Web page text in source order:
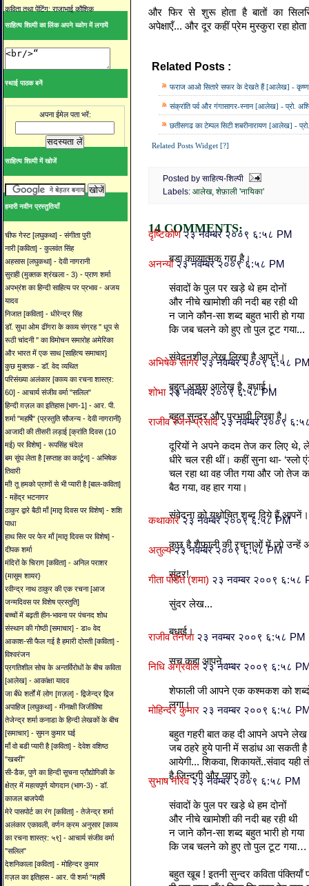
कविता तथा पेंटिंग: राजाभाई कौशिक
साहित्य शिल्पी का लिंक अपने ब्ळोग में लगायें
स्थाई पाठक बनें
अपना ईमेल पता भरें:
साहित्य शिल्पी में खोजें
हमारी नवीन प्रस्तुतियाँ
चीफ गेस्ट [लघुकथा] - संगीता पुरी
नारी [कविता] - कुलवंत सिंह
अहसास [लघुकथा] - देवी नागरानी
सुराही (मुक्तक श्रंखला - 3) - प्राण शर्मा
अपभ्रंश का हिन्दी साहित्य पर प्रभाव - अजय
यादव
निजात [कविता] - धीरेन्द्र सिंह
डॉ. सुधा ओम ढींगरा के काव्य संग्रह '' धूप से
रूठी चांदनी '' का विमोचन समारोह अमेरिका
और भारत में एक साथ [साहित्य समाचार]
कुछ मुक्तक - डॉ. वेद व्यथित
परिसंख्या अलंकार [काव्य का रचना शास्त्र:
60] - आचार्य संजीव वर्मा "सलिल"
हिन्दी ग़ज़ल का इतिहास [भाग-1] - आर. पी.
शर्मा "महर्षि" {प्रस्तुति सौजन्य - देवी नागरानी}
आजादी की तीसरी लड़ाई [क्रांति दिवस (10
मई) पर विशेष] - रूपसिंह चंदेल
बम सूंघ लेता है [सप्ताह का कार्टून] - अभिषेक
तिवारी
माँ! तू हमको प्राणों से भी प्यारी है [बाल-कविता]
- महेंद्र भटनागर
ठाकुर द्वारे बैठी माँ [मातृ दिवस पर विशेष] - शशि
पाधा
हाथ सिर पर फेर माँ [मातृ दिवस पर विशेष] -
दीपक शर्मा
मंदिरों के चिराग [कविता] - अनिल पराशर
{मासूम शायर}
रवीन्द्र नाथ ठाकुर की एक रचना [आज
जन्मदिवस पर विशेष प्रस्तुति]
बच्चों में बढ़ती हीन-भावना पर पंचनद शोध
संस्थान की गोष्ठी [समाचार] - डा० वेद
आकाश-सी फैल गई है हमारी दोस्ती [कविता] -
विश्वरंजन
प्रगतिशील सोच के अन्तर्विरोधों के बीच कविता
[आलेख] - आकांक्षा यादव
जा बँधे शर्तों में लोग [ग़ज़ल] - द्विजेन्द्र द्विज
अपाहिज [लघुकथा] - मीनाक्षी जिजीविषा
तेजेन्द्र शर्मा कनाडा के हिन्दी लेखकों के बीच
[समाचार] - सुमन कुमार घई
माँ वो बडी प्यारी है [कविता] - देवेश वशिष्ठ
"खबरी"
सी-डैक, पुणे का हिन्दी सूचना प्रौद्योगिकी के
क्षेत्र में महत्वपूर्ण योगदान (भाग-3) - डॉ.
काजल बाजपेयी
मेरे पासपोर्ट का रंग [कविता] - तेजेन्द्र शर्मा
अलंकार एकावली, वर्णन क्रम अनुसार [काव्य
का रचना शास्त्र: ५९] - आचार्य संजीव वर्मा
"सलिल"
देशनिकाला [कविता] - मोहिन्दर कुमार
ग़ज़ल का इतिहास - आर. पी शर्मा “महर्षि
और फिर से शुरू होता है बातों का
अपेक्षाएँ... और दूर कहीं प्रेम मुस्कुरा रहा
Related Posts :
फराज आओ सितारे सफर के देखते हैं [आलेख] - कृष्ण
संक्रांति पर्व और गंगासागर-स्नान [आलेख] - प्रो.
छतीसगढ का टेम्पल सिटी शबरीनारायण [आलेख] - प्रो.
Related Posts Widget [?]
Posted by साहित्य-शिल्पी
Labels: आलेख, शेफ़ाली 'नायिका'
14 COMMENTS:
दृष्टिकोण २३ नवम्बर २००९ ६:५८ PM
बडा काव्यात्मक गद्य है।
अनन्या २३ नवम्बर २००९ ६:५८ PM
संवादों के पुल पर खड़े थे हम दोनों
और नीचे खामोशी की नदी बह रही थी
न जाने कौन-सा शब्द बहुत भारी हो गया
कि जब चलने को हुए तो पुल टूट गया...
संवेदनशील लेख लिखा है आपनें।
अभिषेक सागर २३ नवम्बर २००९ ६:५८
बहुत अच्छा आलेख है, बधाई।
शोभा २३ नवम्बर २००९ ६:५८ PM
बहुत सुन्दर और प्रभावी लिखा है।
राजीव रंजन प्रसाद २३ नवम्बर २००९
दूरियों ने अपने कदम तेज कर लिए थे,
धीरे चल रही थीं। कहीं सुना था- ‘स्लो
चल रहा था वह जीत गया और जो तेज
बैठ गया, वह हार गया।
संवेदना को यथोचित शब्द दिये हैं आपनें।
कथाकार २३ नवम्बर २००९ ६:५८ PM
कुछ है शैफाली की रचनाओं में जो उन्‍हें
अतुल्य २३ नवम्बर २००९ ६:५८ PM
सुंदर!
गीता पंडित (शमा) २३ नवम्बर २००९ ६:५८
सुंदर लेख...
बधाई।
राजीव तनेजा २३ नवम्बर २००९ ६:५८ PM
सच कहा आपने ....
निधि अग्रवाल २३ नवम्बर २००९ ६:५८
शेफाली जी आपने एक कश्मकश को शब्दों
लगा।
मोहिन्दर कुमार २३ नवम्बर २००९ ६:५८
बहुत गहरी बात कह दी आपने अपने
जब ठहरे हुये पानी में सडांध आ सकती है
आयेगी... शिकवा, शिकायतें..संवाद यही
है जिन्दगी और प्यार को.
सुभाष नीरव २३ नवम्बर २००९ ६:५८ PM
संवादों के पुल पर खड़े थे हम दोनों
और नीचे खामोशी की नदी बह रही थी
न जाने कौन-सा शब्द बहुत भारी हो गया
कि जब चलने को हुए तो पुल टूट गया…
बहुत खूब ! इतनी सुन्दर कविता पंक्तियाँ